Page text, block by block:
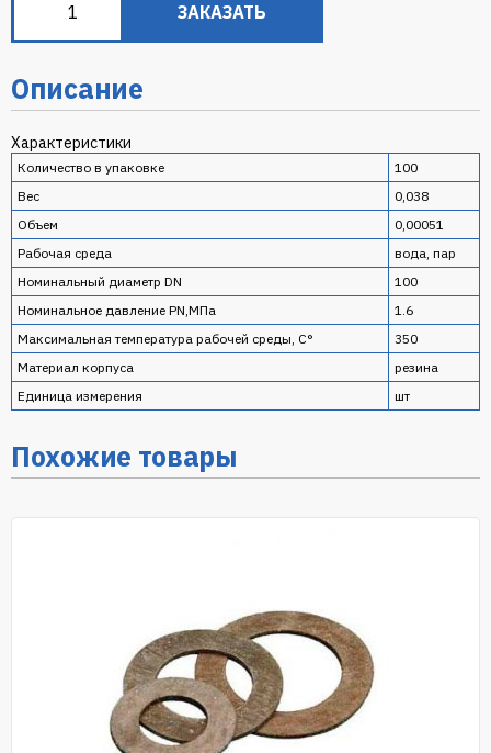
ЗАКАЗАТЬ
Описание
Характеристики
Количество в упаковке
100
Вес
0,038
Объем
0,00051
Рабочая среда
вода, пар
Номинальный диаметр DN
100
Номинальное давление PN,МПа
1.6
Максимальная температура рабочей среды, С°
350
Материал корпуса
резина
Единица измерения
шт
Похожие товары